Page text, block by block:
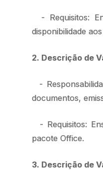
- Requisitos:
disponibilidade
2. Descrição de
-
documentos,
- Requisitos:
pacote Office.
3. Descrição de